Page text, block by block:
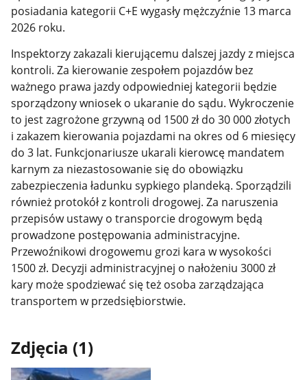
posiadania kategorii C+E wygasły mężczyźnie 13 marca
2026 roku.
Inspektorzy zakazali kierującemu dalszej jazdy z miejsca
kontroli. Za kierowanie zespołem pojazdów bez
ważnego prawa jazdy odpowiedniej kategorii będzie
sporządzony wniosek o ukaranie do sądu. Wykroczenie
to jest zagrożone grzywną od 1500 zł do 30 000 złotych
i zakazem kierowania pojazdami na okres od 6 miesięcy
do 3 lat. Funkcjonariusze ukarali kierowcę mandatem
karnym za niezastosowanie się do obowiązku
zabezpieczenia ładunku sypkiego plandeką. Sporządzili
również protokół z kontroli drogowej. Za naruszenia
przepisów ustawy o transporcie drogowym będą
prowadzone postępowania administracyjne.
Przewoźnikowi drogowemu grozi kara w wysokości
1500 zł. Decyzji administracyjnej o nałożeniu 3000 zł
kary może spodziewać się też osoba zarządzająca
transportem w przedsiębiorstwie.
Zdjęcia (1)